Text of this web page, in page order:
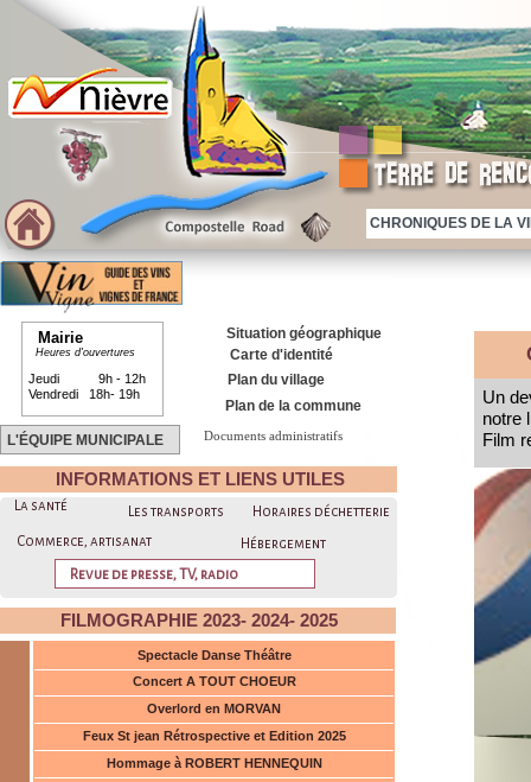
Un
notre
Film
L'ÉQUIPE MUNICIPALE
Spectacle Danse Théâtre
Concert A TOUT CHOEUR
Overlord en MORVAN
Feux St jean Rétrospective et Edition 2025
Hommage à ROBERT HENNEQUIN
FILMOGRAPHIE 2023- 2024- 2025
Les transports
Commerce, artisanat
Hébergement
Horaires déchetterie
La santé
Revue de presse, TV, radio
Documents administratifs
Mairie
Heures d'ouvertures
Jeudi 9h - 12h
Vendredi 18h- 19h
INFORMATIONS ET LIENS UTILES
Plan de la commune
Plan du village
Carte d'identité
Situation géographique
CHRONIQUES DE LA